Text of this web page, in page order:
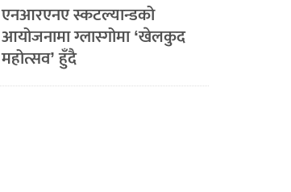
एनआरएनए स्कटल्यान्डको
आयोजनामा ग्लास्गोमा ‘खेलकुद
महोत्सव’ हुँदै